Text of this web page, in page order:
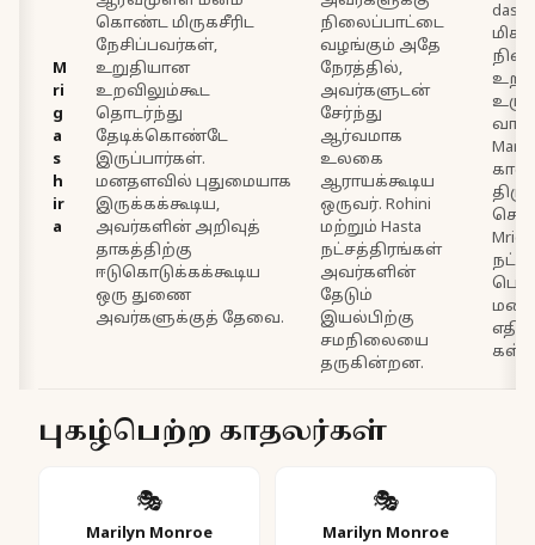
M
ri
g
a
s
h
ir
a
கொண்ட மிருகசீரிட
நேசிப்பவர்கள்,
உறுதியான
உறவிலும்கூட
தொடர்ந்து
தேடிக்கொண்டே
இருப்பார்கள்.
மனதளவில் புதுமையாக
இருக்கக்கூடிய,
அவர்களின் அறிவுத்
தாகத்திற்கு
ஈடுகொடுக்கக்கூடிய
ஒரு துணை
அவர்களுக்குத் தேவை.
நிலைப்பாட்டை
வழங்கும் அதே
நேரத்தில்,
அவர்களுடன்
சேர்ந்து
ஆர்வமாக
உலகை
ஆராயக்கூடிய
ஒருவர். Rohini
மற்றும் Hasta
நட்சத்திரங்கள்
அவர்களின்
தேடும்
இயல்பிற்கு
சமநிலையை
தருகின்றன.
Mars
கள்.
புகழ்பெற்ற காதலர்கள்
🎭
Marilyn Monroe
🎭
Marilyn Monroe